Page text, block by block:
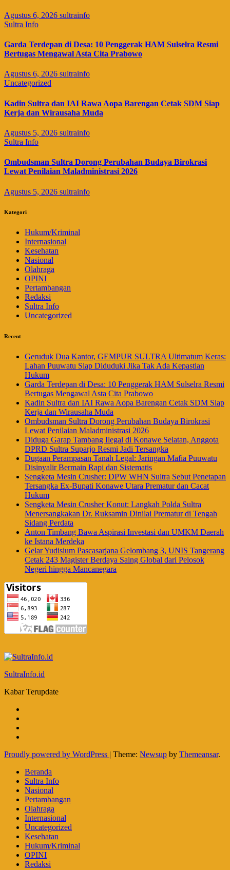
Agustus 6, 2026 sultrainfo
Sultra Info
Garda Terdepan di Desa: 10 Penggerak HAM Sulselra Resmi
Bertugas Mengawal Asta Cita Prabowo
Agustus 6, 2026 sultrainfo
Uncategorized
Kadin Sultra dan IAI Rawa Aopa Barengan Cetak SDM Siap
Kerja dan Wirausaha Muda
Agustus 5, 2026 sultrainfo
Sultra Info
Ombudsman Sultra Dorong Perubahan Budaya Birokrasi
Lewat Penilaian Maladministrasi 2026
Agustus 5, 2026 sultrainfo
Kategori
Hukum/Kriminal
Internasional
Kesehatan
Nasional
Olahraga
OPINI
Pertambangan
Redaksi
Sultra Info
Uncategorized
Recent
Geruduk Dua Kantor, GEMPUR SULTRA Ultimatum Keras:
Lahan Puuwatu Siap Diduduki Jika Tak Ada Kepastian
Hukum
Garda Terdepan di Desa: 10 Penggerak HAM Sulselra Resmi
Bertugas Mengawal Asta Cita Prabowo
Kadin Sultra dan IAI Rawa Aopa Barengan Cetak SDM Siap
Kerja dan Wirausaha Muda
Ombudsman Sultra Dorong Perubahan Budaya Birokrasi
Lewat Penilaian Maladministrasi 2026
Diduga Garap Tambang Ilegal di Konawe Selatan, Anggota
DPRD Sultra Suparjo Resmi Jadi Tersangka
Dugaan Perampasan Tanah Legal: Jaringan Mafia Puuwatu
Disinyalir Bermain Rapi dan Sistematis
Sengketa Mesin Crusher: DPW WHN Sultra Sebut Penetapan
Tersangka Ex-Bupati Konawe Utara Prematur dan Cacat
Hukum
Sengketa Mesin Crusher Konut: Langkah Polda Sultra
Menersangkakan Dr. Ruksamin Dinilai Prematur di Tengah
Sidang Perdata
Anton Timbang Bawa Aspirasi Investasi dan UMKM Daerah
ke Istana Merdeka
Gelar Yudisium Pascasarjana Gelombang 3, UNIS Tangerang
Cetak 243 Magister Berdaya Saing Global dari Pelosok
Negeri hingga Mancanegara
SultraInfo.id
Kabar Terupdate
Proudly powered by WordPress | Theme: Newsup by Themeansar.
Beranda
Sultra Info
Nasional
Pertambangan
Olahraga
Internasional
Uncategorized
Kesehatan
Hukum/Kriminal
OPINI
Redaksi